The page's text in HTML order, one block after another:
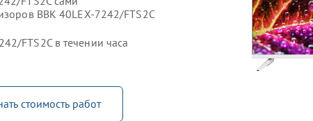
BBK 40LEX-7242/FTS2C
FTS2C в течении часа
стоимость работ